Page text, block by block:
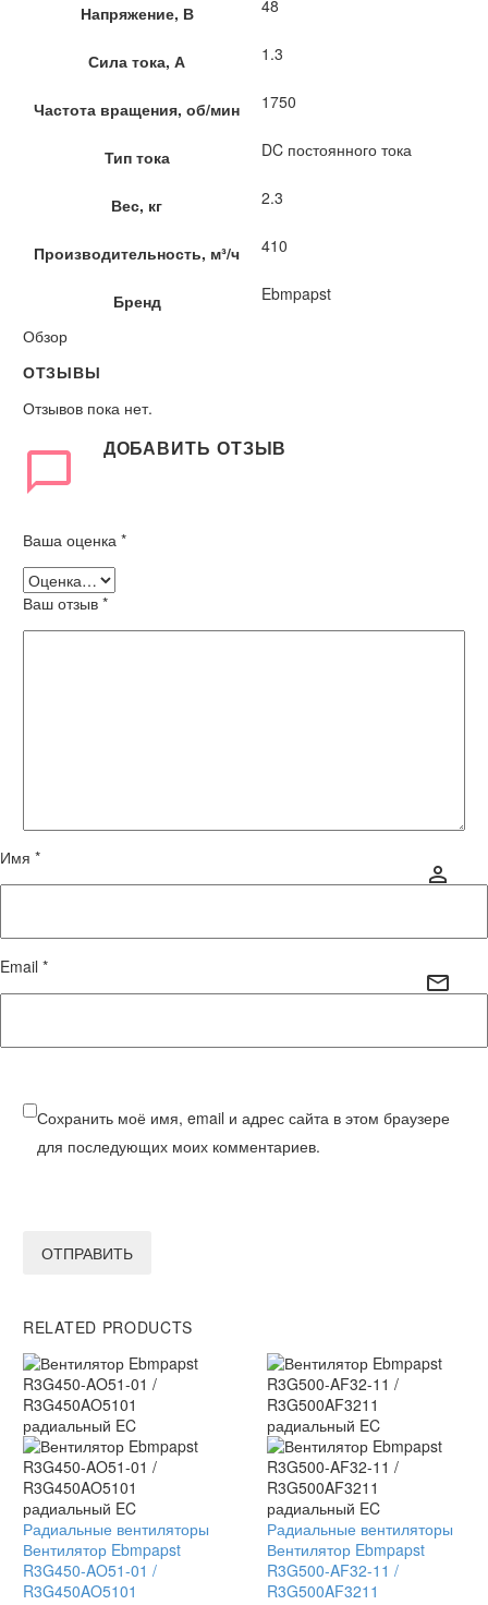
Напряжение, В 48
Сила тока, А 1.3
Частота вращения, об/мин 1750
Тип тока DC постоянного тока
Вес, кг 2.3
Производительность, м³/ч 410
Бренд
Ebmpapst
Обзор
ОТЗЫВЫ
Отзывов пока нет.
ДОБАВИТЬ ОТЗЫВ
Ваша оценка *
Ваш отзыв *
Имя *
Email *
Сохранить моё имя, email и адрес сайта в этом браузере
для последующих моих комментариев.
ОТПРАВИТЬ
RELATED PRODUCTS
Вентилятор
Ebmpapst
R3G450-
AO51-
Радиальные вентиляторы
Вентилятор Ebmpapst
R3G450-AO51-01 /
R3G450AO5101
Вентилятор
Ebmpapst
R3G500-
AF32-
Радиальные вентиляторы
Вентилятор Ebmpapst
R3G500-AF32-11 /
R3G500AF3211